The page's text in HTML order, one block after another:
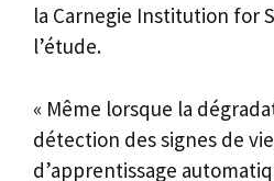
la Carnegie Institution for
l’étude.
« Même lorsque la
détection des signes de
d’apprentissage